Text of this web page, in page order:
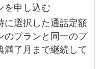
を申し込む
に選択した通話定額
のプランと同一のプ
満了月まで継続して